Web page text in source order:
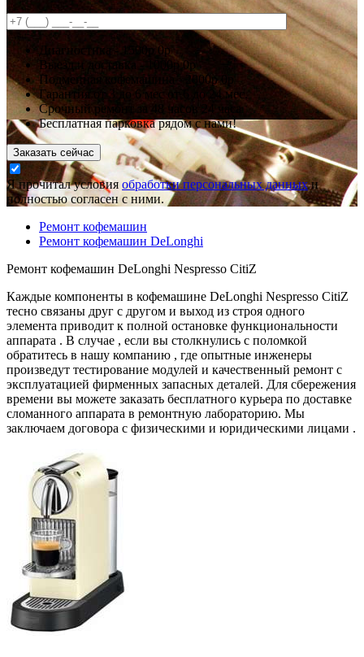
Диагностика -1500р 0р
Выезд и доставка -
1000р0р
Подменная кофемашина - 2000р0р
Гарантия
от 3 до 6 мес от 6 до 24 мес.
Срочный ремонт за
48 часов
24 часа
Бесплатная парковка рядом с нами!
Заказать сейчас
Я прочитал условия обработки персональных данныхи
полностью согласен с ними.
Ремонт кофемашин
Ремонт кофемашин DeLonghi
Ремонт кофемашин DeLonghi Nespresso CitiZ
Каждые компоненты в кофемашине DeLonghi Nespresso CitiZ
тесно связаны друг с другом и выход из строя одного
элемента приводит к полной остановке функциональности
аппарата . В случае , если вы столкнулись с поломкой
обратитесь в нашу компанию , где опытные инженеры
произведут тестирование модулей и качественный ремонт с
эксплуатацией фирменных запасных деталей. Для сбережения
времени вы можете заказать бесплатного курьера по доставке
сломанного аппарата в ремонтную лабораторию. Мы
заключаем договора с физическими и юридическими лицами .